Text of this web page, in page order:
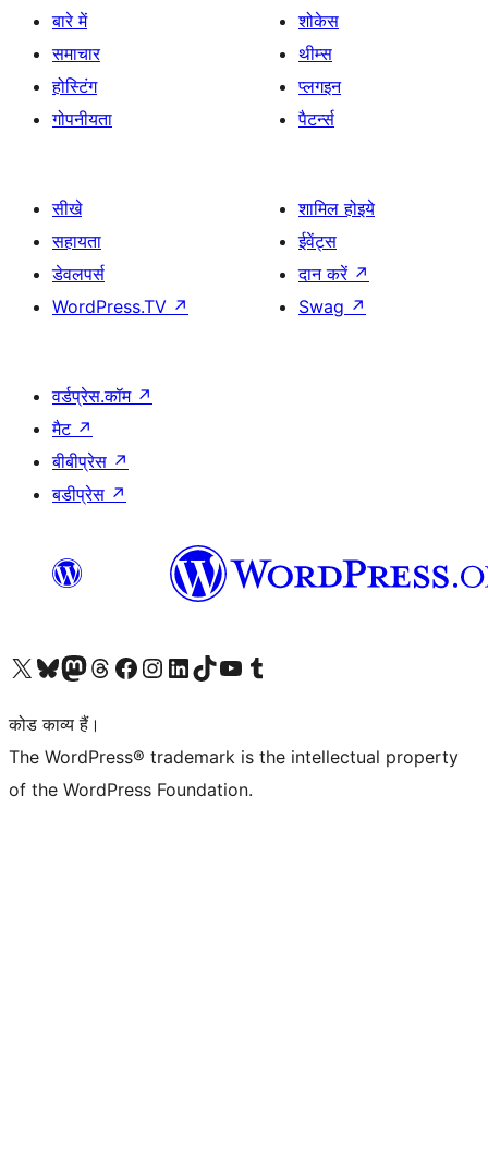
बारे में
समाचार
होस्टिंग
गोपनीयता
शोकेस
थीम्स
प्लगइन
पैटर्न्स
सीखे
सहायता
डेवलपर्स
WordPress.TV ↗
शामिल होइये
ईवेंट्स
दान करें ↗
Swag ↗
वर्डप्रेस.कॉम ↗
मैट ↗
बीबीप्रेस ↗
बडीप्रेस ↗
Visit our X (formerly Twitter) account
हमारे बलुस्की खाते पर जाएँVisit our Mastodon account
हमारे थ्रेड्स अकाउंट पर जाएंहमारे फेसबुक पेज पर जाएँहमारे इंस्टाग्राम अकाउंट पर जाएंहमारे लिंक्डइन खाते पर जाएँहमारे टिकटॉक खाते पर जाएँहमारे यूट्यूब चैनल पर जाएंहमारे Tumblr खाते पर जाएँ
कोड काव्य हैं।
The WordPress® trademark is the intellectual property
of the WordPress Foundation.